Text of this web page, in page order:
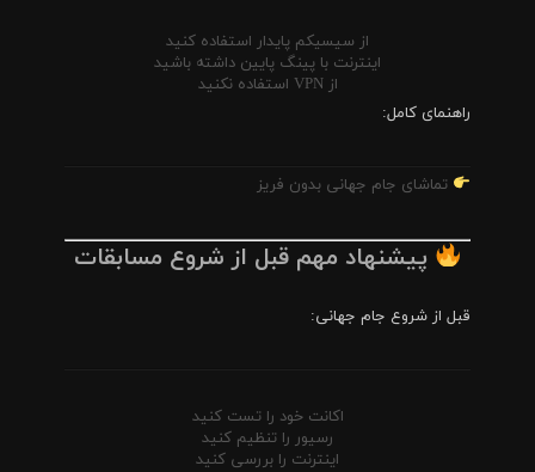
از سیسیکم پایدار استفاده کنید
اینترنت با پینگ پایین داشته باشید
از VPN استفاده نکنید
راهنمای کامل:
تماشای جام جهانی بدون فریز
پیشنهاد مهم قبل از شروع مسابقات
قبل از شروع جام جهانی:
اکانت خود را تست کنید
رسیور را تنظیم کنید
اینترنت را بررسی کنید